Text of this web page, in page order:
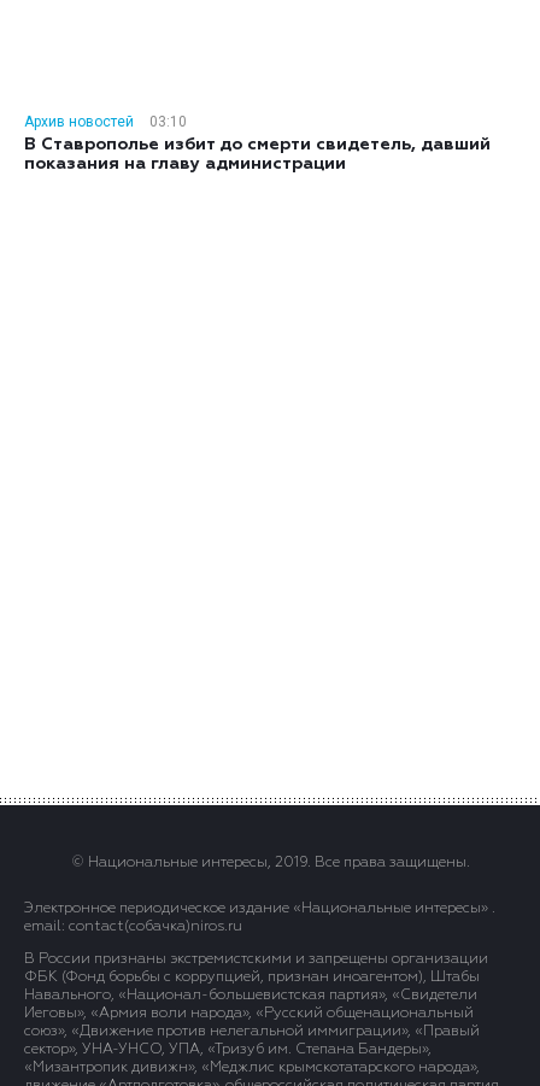
Архив новостей
03:10
В Ставрополье избит до смерти свидетель, давший
показания на главу администрации
© Национальные интересы, 2019. Все права защищены.
Электронное периодическое издание «Национальные интересы» .
email: contact(сoбaчка)niros.ru
В России признаны экстремистскими и запрещены организации
ФБК (Фонд борьбы с коррупцией, признан иноагентом), Штабы
Навального, «Национал-большевистская партия», «Свидетели
Иеговы», «Армия воли народа», «Русский общенациональный
союз», «Движение против нелегальной иммиграции», «Правый
сектор», УНА-УНСО, УПА, «Тризуб им. Степана Бандеры»,
«Мизантропик дивижн», «Меджлис крымскотатарского народа»,